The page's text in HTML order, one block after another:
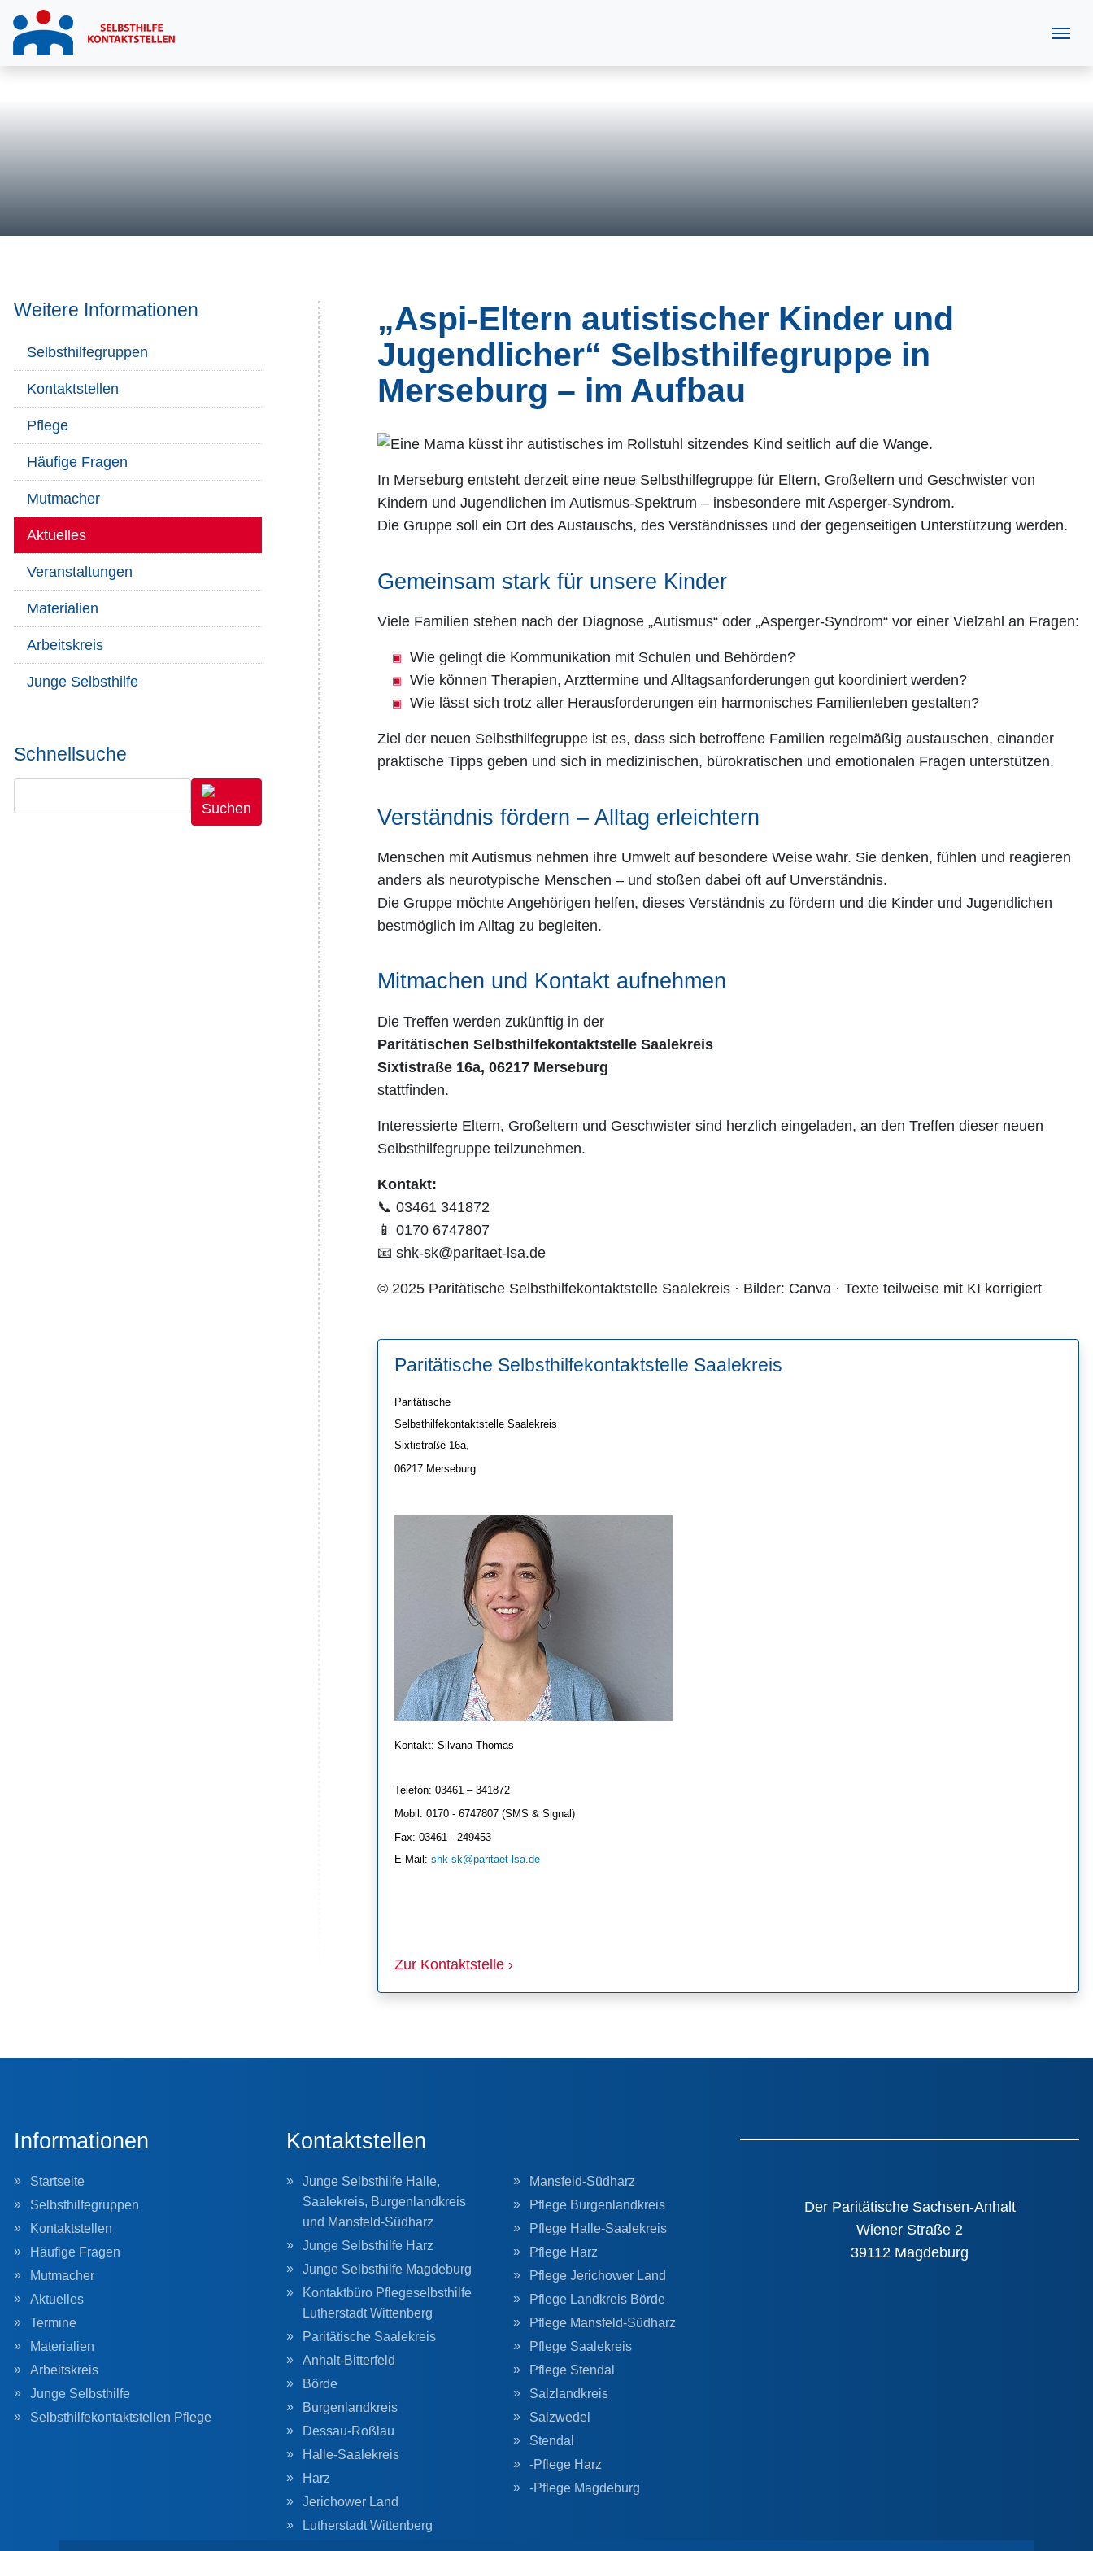
„Aspi-Eltern autistischer Kinder und
Jugendlicher“ Selbsthilfegruppe in
Merseburg – im Aufbau
In Merseburg entsteht derzeit eine neue Selbsthilfegruppe für Eltern, Großeltern und Geschwister von
Kindern und Jugendlichen im Autismus-Spektrum – insbesondere mit Asperger-Syndrom.
Die Gruppe soll ein Ort des Austauschs, des Verständnisses und der gegenseitigen Unterstützung werden.
Gemeinsam stark für unsere Kinder
Viele Familien stehen nach der Diagnose „Autismus“ oder „Asperger-Syndrom“ vor einer Vielzahl an Fragen:
Wie gelingt die Kommunikation mit Schulen und Behörden?
Wie können Therapien, Arzttermine und Alltagsanforderungen gut koordiniert werden?
Wie lässt sich trotz aller Herausforderungen ein harmonisches Familienleben gestalten?
Ziel der neuen Selbsthilfegruppe ist es, dass sich betroffene Familien regelmäßig austauschen, einander
praktische Tipps geben und sich in medizinischen, bürokratischen und emotionalen Fragen unterstützen.
Verständnis fördern – Alltag erleichtern
Menschen mit Autismus nehmen ihre Umwelt auf besondere Weise wahr. Sie denken, fühlen und reagieren
anders als neurotypische Menschen – und stoßen dabei oft auf Unverständnis.
Die Gruppe möchte Angehörigen helfen, dieses Verständnis zu fördern und die Kinder und Jugendlichen
bestmöglich im Alltag zu begleiten.
Mitmachen und Kontakt aufnehmen
Die Treffen werden zukünftig in der
Paritätischen Selbsthilfekontaktstelle Saalekreis
Sixtistraße 16a, 06217 Merseburg
stattfinden.
Interessierte Eltern, Großeltern und Geschwister sind herzlich eingeladen, an den Treffen dieser neuen
Selbsthilfegruppe teilzunehmen.
Kontakt:
📞 03461 341872
📱 0170 6747807
📧 shk-sk@paritaet-lsa.de
© 2025 Paritätische Selbsthilfekontaktstelle Saalekreis · Bilder: Canva · Texte teilweise mit KI korrigiert
Paritätische Selbsthilfekontaktstelle Saalekreis
Paritätische
Selbsthilfekontaktstelle Saalekreis
Sixtistraße 16a,
06217 Merseburg
Kontakt: Silvana Thomas
Telefon: 03461 – 341872
Mobil: 0170 - 6747807 (SMS & Signal)
Fax: 03461 - 249453
E-Mail: shk-sk@paritaet-lsa.de
Zur Kontaktstelle ›
Weitere Informationen
Selbsthilfegruppen
Kontaktstellen
Pflege
Häufige Fragen
Mutmacher
Aktuelles
Veranstaltungen
Materialien
Arbeitskreis
Junge Selbsthilfe
Schnellsuche
Informationen
Startseite
Selbsthilfegruppen
Kontaktstellen
Häufige Fragen
Mutmacher
Aktuelles
Termine
Materialien
Arbeitskreis
Junge Selbsthilfe
Selbsthilfekontaktstellen Pflege
Kontaktstellen
Junge Selbsthilfe Halle,
Saalekreis, Burgenlandkreis
und Mansfeld-Südharz
Junge Selbsthilfe Harz
Junge Selbsthilfe Magdeburg
Kontaktbüro Pflegeselbsthilfe
Lutherstadt Wittenberg
Paritätische Saalekreis
Anhalt-Bitterfeld
Börde
Burgenlandkreis
Dessau-Roßlau
Halle-Saalekreis
Harz
Jerichower Land
Lutherstadt Wittenberg
Mansfeld-Südharz
Pflege Burgenlandkreis
Pflege Halle-Saalekreis
Pflege Harz
Pflege Jerichower Land
Pflege Landkreis Börde
Pflege Mansfeld-Südharz
Pflege Saalekreis
Pflege Stendal
Salzlandkreis
Salzwedel
Stendal
-Pflege Harz
-Pflege Magdeburg
Der Paritätische Sachsen-Anhalt
Wiener Straße 2
39112 Magdeburg